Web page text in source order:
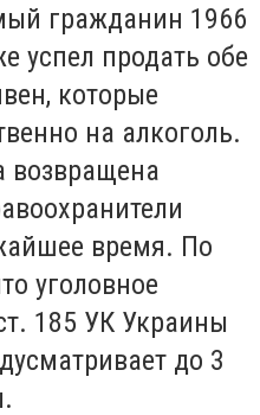
гражданин 1966
успел продать обе
которые
на алкоголь.
возвращена
время. По
уголовное
185 УК Украины
до 3